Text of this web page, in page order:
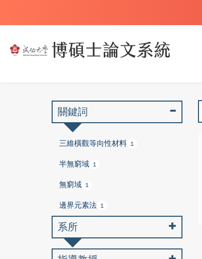
關鍵詞
三維橫觀等向性材料 1
半無窮域 1
無窮域 1
邊界元素法 1
系所